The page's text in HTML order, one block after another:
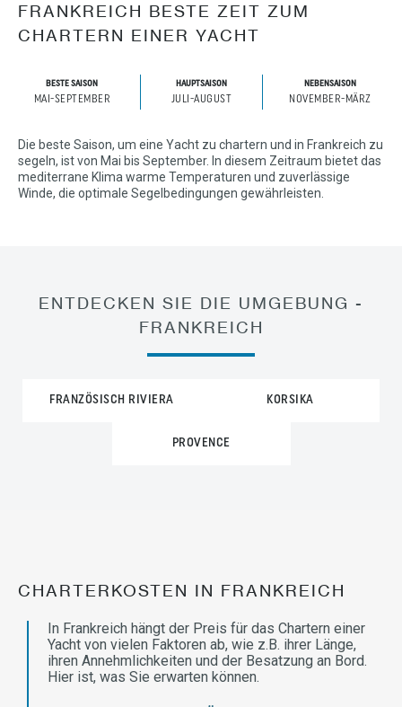
FRANKREICH BESTE ZEIT ZUM
CHARTERN EINER YACHT
BESTE SAISON
MAI-SEPTEMBER
HAUPTSAISON
JULI-AUGUST
NEBENSAISON
NOVEMBER-MÄRZ
Die beste Saison, um eine Yacht zu chartern und in Frankreich zu
segeln, ist von Mai bis September. In diesem Zeitraum bietet das
mediterrane Klima warme Temperaturen und zuverlässige
Winde, die optimale Segelbedingungen gewährleisten.
ENTDECKEN SIE DIE UMGEBUNG -
FRANKREICH
FRANZÖSISCH RIVIERA KORSIKA
PROVENCE
CHARTERKOSTEN IN FRANKREICH
In Frankreich hängt der Preis für das Chartern einer
Yacht von vielen Faktoren ab, wie z.B. ihrer Länge,
ihren Annehmlichkeiten und der Besatzung an Bord.
Hier ist, was Sie erwarten können.